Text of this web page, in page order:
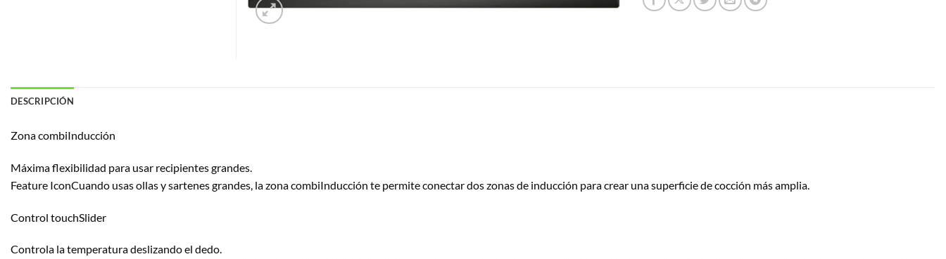
DESCRIPCIÓN
Zona combiInducción
Máxima flexibilidad para usar recipientes grandes.
Feature IconCuando usas ollas y sartenes grandes, la zona combiInducción te permite conectar dos zonas de inducción para crear una superficie de cocción más amplia.
Control touchSlider
Controla la temperatura deslizando el dedo.